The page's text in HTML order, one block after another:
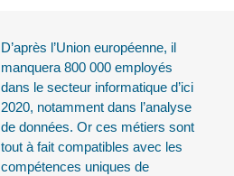
D’après l’Union européenne, il
manquera 800 000 employés
dans le secteur informatique d’ici
2020, notamment dans l’analyse
de données. Or ces métiers sont
tout à fait compatibles avec les
compétences uniques de